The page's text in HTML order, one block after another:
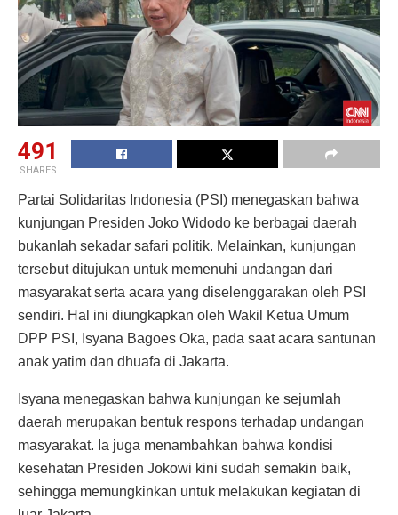
491
SHARES
Partai Solidaritas Indonesia (PSI) menegaskan bahwa
kunjungan Presiden Joko Widodo ke berbagai daerah
bukanlah sekadar safari politik. Melainkan, kunjungan
tersebut ditujukan untuk memenuhi undangan dari
masyarakat serta acara yang diselenggarakan oleh PSI
sendiri. Hal ini diungkapkan oleh Wakil Ketua Umum
DPP PSI, Isyana Bagoes Oka, pada saat acara santunan
anak yatim dan dhuafa di Jakarta.
Isyana menegaskan bahwa kunjungan ke sejumlah
daerah merupakan bentuk respons terhadap undangan
masyarakat. Ia juga menambahkan bahwa kondisi
kesehatan Presiden Jokowi kini sudah semakin baik,
sehingga memungkinkan untuk melakukan kegiatan di